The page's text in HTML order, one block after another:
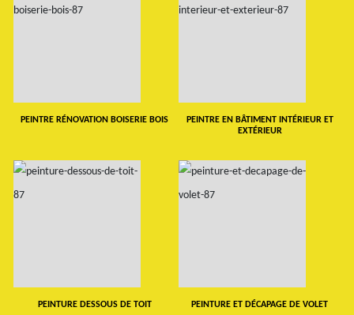
PEINTRE RÉNOVATION BOISERIE BOIS
PEINTRE EN BÂTIMENT INTÉRIEUR ET
EXTÉRIEUR
PEINTURE DESSOUS DE TOIT PEINTURE ET DÉCAPAGE DE VOLET